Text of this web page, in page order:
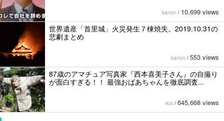
kanon / 10,699 views
世界遺産「首里城」火災発生７棟焼失。2019.10.31の
悲劇まとめ
kanon / 553 views
87歳のアマチュア写真家『西本喜美子さん』の自撮り
が面白すぎる！！ 最強おばあちゃんを徹底調査...
rico / 645,668 views